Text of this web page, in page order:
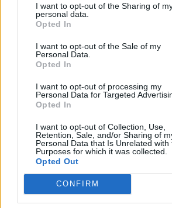
I want to opt-out of the Sharing of
personal data.
Opted In
I want to opt-out of the Sale of my
Personal Data.
Opted In
I want to opt-out of processing my
Personal Data for Targeted
Opted In
I want to opt-out of Collection, Use,
Retention, Sale, and/or Sharing of
Personal Data that Is Unrelated with
Purposes for which it was collected.
Opted Out
CONFIRM
Хирошима призова за мир и
недопускане на нова
07.08.2026 / 14:00